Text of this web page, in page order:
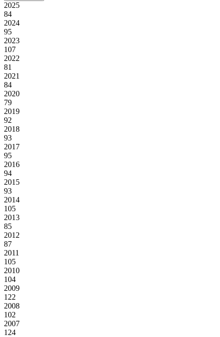
2025
84
2024
95
2023
107
2022
81
2021
84
2020
79
2019
92
2018
93
2017
95
2016
94
2015
93
2014
105
2013
85
2012
87
2011
105
2010
104
2009
122
2008
102
2007
124